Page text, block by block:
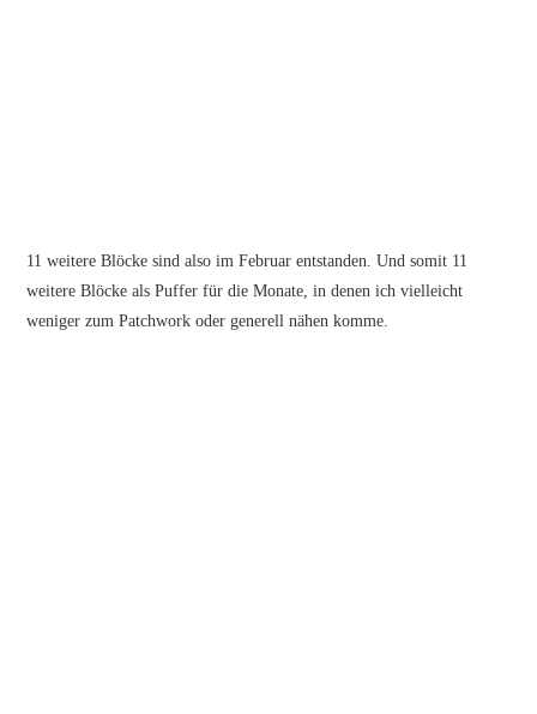
11 weitere Blöcke sind also im Februar entstanden. Und somit 11
weitere Blöcke als Puffer für die Monate, in denen ich vielleicht
weniger zum Patchwork oder generell nähen komme.